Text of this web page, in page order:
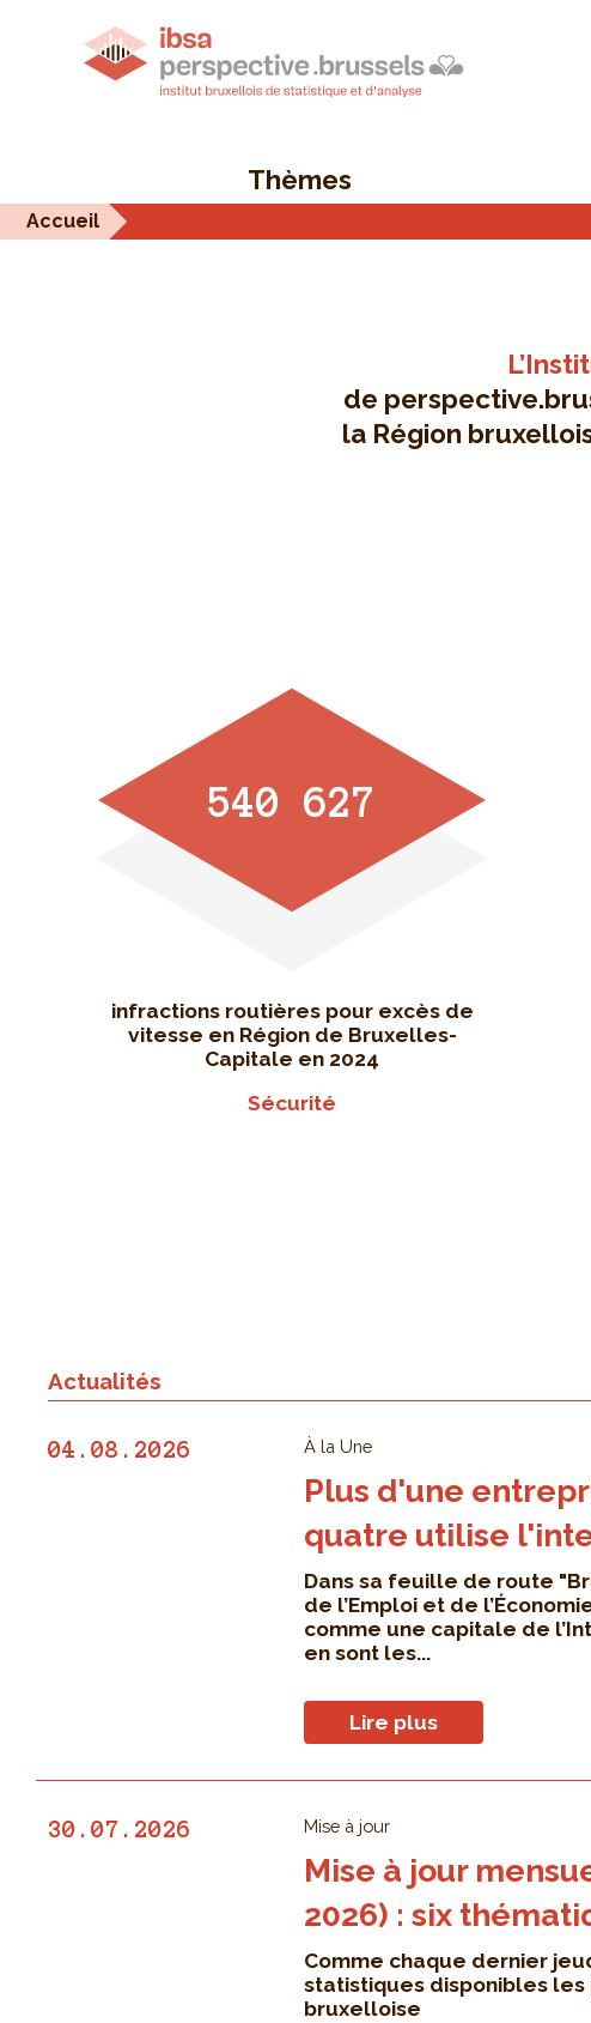
Thèmes
Accueil
de
la Région
540 627
infractions routières pour excès de
vitesse en Région de Bruxelles-
Capitale en 2024
Sécurité
Actualités
04.08.2026 À la Une
Plus d'une
quatre utilise
Dans sa feuille de route
de l’Emploi et de
comme une capitale de
en sont les...
Lire plus
30.07.2026 Mise à jour
Mise à jour
2026) : six
Comme chaque dernier
statistiques disponibles
bruxelloise